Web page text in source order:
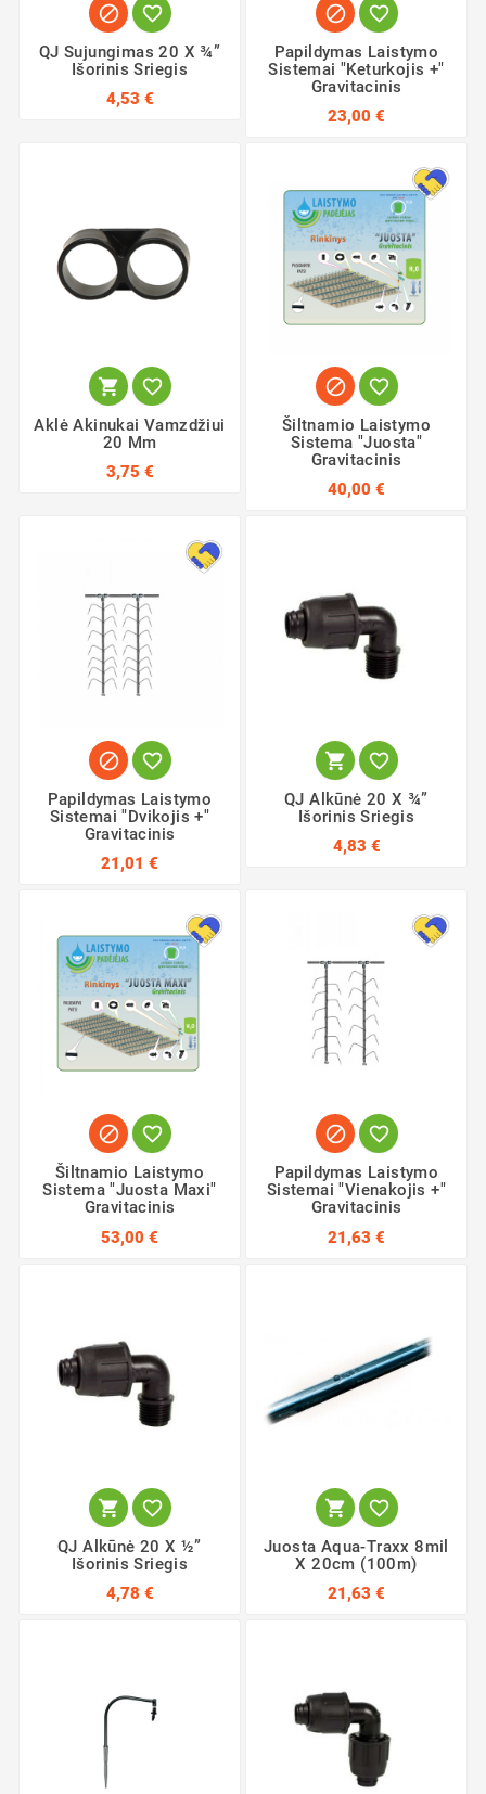
 
QJ Sujungimas 20 X ¾”
Išorinis Sriegis
4,53 €
 
Papildymas Laistymo
Sistemai "Keturkojis +"
Gravitacinis
23,00 €
 
Aklė Akinukai Vamzdžiui
20 Mm
3,75 €
 
Šiltnamio Laistymo
Sistema "Juosta"
Gravitacinis
40,00 €
 
Papildymas Laistymo
Sistemai "Dvikojis +"
Gravitacinis
21,01 €
 
QJ Alkūnė 20 X ¾”
Išorinis Sriegis
4,83 €
 
Šiltnamio Laistymo
Sistema "Juosta Maxi"
Gravitacinis
53,00 €
 
Papildymas Laistymo
Sistemai "Vienakojis +"
Gravitacinis
21,63 €
 
QJ Alkūnė 20 X ½”
Išorinis Sriegis
4,78 €
 
Juosta Aqua-Traxx 8mil
X 20cm (100m)
21,63 €